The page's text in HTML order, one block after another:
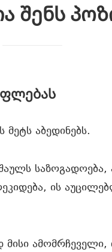
შენს
მეტს აბედინებს.
საზოგადოება,
ის
მისი